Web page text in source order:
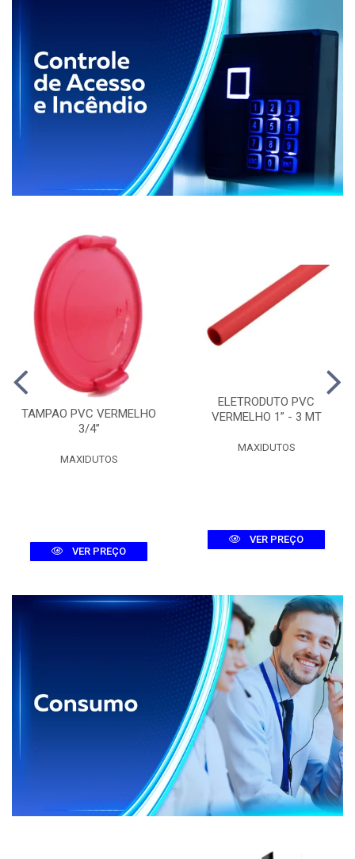
TAMPAO PVC VERMELHO
3/4”
MAXIDUTOS
VER PREÇO
ELETRODUTO PVC
VERMELHO 1” - 3 MT
MAXIDUTOS
VER PREÇO